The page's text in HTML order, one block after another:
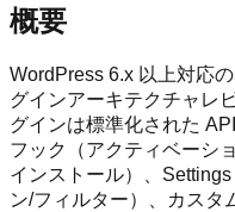
概要
WordPress 6.x 以上対応
グインアーキテクチャレビ
グインは標準化された
フック（アクティベーシ
インストール）、
ン/フィルター）、カスタ